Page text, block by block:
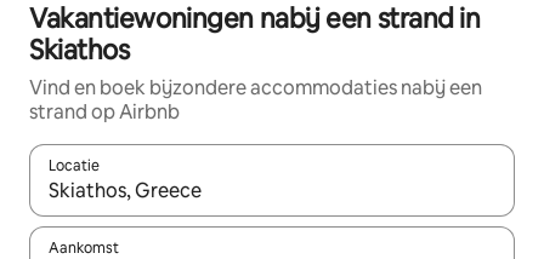
Vakantiewoningen nabij een strand in
Skiathos
Vind en boek bijzondere accommodaties nabij een
strand op Airbnb
Locatie
Wanneer er resultaten beschikbaar zijn, maak je een keuze
Aankomst